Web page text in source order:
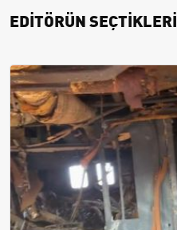
EDİTÖRÜN SEÇTİKLERİ